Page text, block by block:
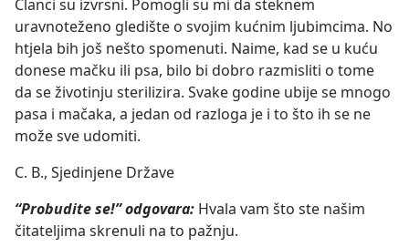
Članci su izvrsni. Pomogli su mi da steknem
uravnoteženo gledište o svojim kućnim ljubimcima. No
htjela bih još nešto spomenuti. Naime, kad se u kuću
donese mačku ili psa, bilo bi dobro razmisliti o tome
da se životinju sterilizira. Svake godine ubije se mnogo
pasa i mačaka, a jedan od razloga je i to što ih se ne
može sve udomiti.
C. B., Sjedinjene Države
“Probudite se!” odgovara: Hvala vam što ste našim
čitateljima skrenuli na to pažnju.